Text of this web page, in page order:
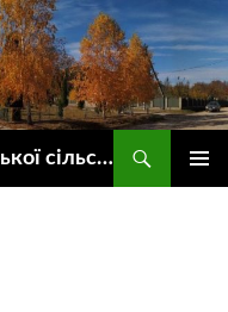
Грозинецький ліцей Топорівської сільської ради